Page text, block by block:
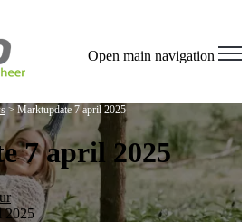
Open main navigation
> Marktupdate 7 april 2025
7 april 2025
2025